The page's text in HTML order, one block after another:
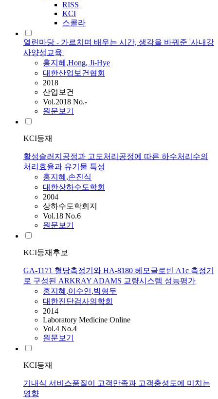
RISS
KCI
스콜라
열린마당 - 가르치며 배우는 시간, 생각을 바꿔준 '사내강
사양성교육'
홍지혜 ,Hong, Ji-Hye
대한산업보건협회
2018
산업보건
Vol.2018 No.-
원문보기
KCI등재
활성슬러지공정과 고도처리공정에 따른 하수처리수의
처리효율과 유기물 특성
홍지혜 ,손진식
대한상하수도학회
2004
상하수도학회지
Vol.18 No.6
원문보기
KCI등재후보
GA-1171 혈당측정기와 HA-8180 헤모글로빈 A1c 측정기
로 구성된 ARKRAY ADAMS 교량시스템 성능평가
홍지혜 ,이수연,박형두
대한진단검사의학회
2014
Laboratory Medicine Online
Vol.4 No.4
원문보기
KCI등재
기내식 서비스품질이 고객만족과 고객충성도에 미치는
영향